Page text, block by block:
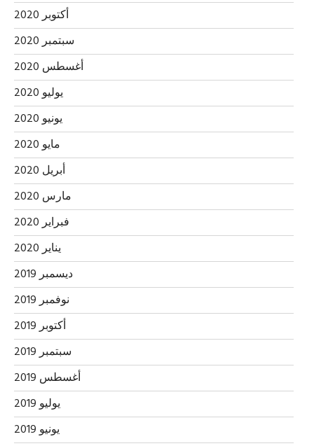
أكتوبر 2020
سبتمبر 2020
أغسطس 2020
يوليو 2020
يونيو 2020
مايو 2020
أبريل 2020
مارس 2020
فبراير 2020
يناير 2020
ديسمبر 2019
نوفمبر 2019
أكتوبر 2019
سبتمبر 2019
أغسطس 2019
يوليو 2019
يونيو 2019